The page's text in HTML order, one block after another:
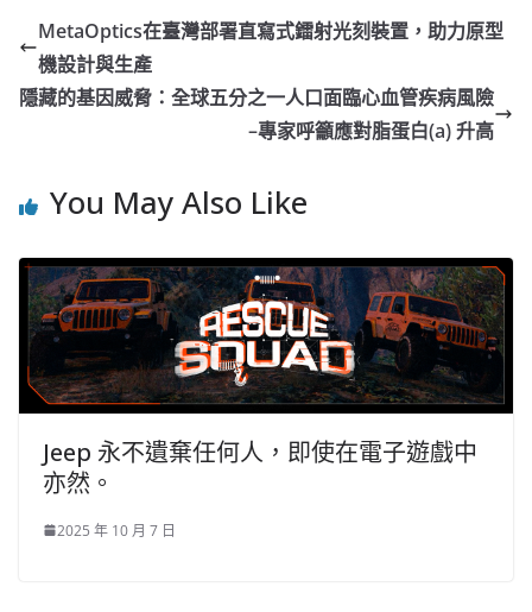
MetaOptics在臺灣部署直寫式鐳射光刻裝置，助力原型
機設計與生產
隱藏的基因威脅：全球五分之一人口面臨心血管疾病風險
–專家呼籲應對脂蛋白(a) 升高
You May Also Like
Jeep 永不遺棄任何人，即使在電子遊戲中
亦然。
2025 年 10 月 7 日